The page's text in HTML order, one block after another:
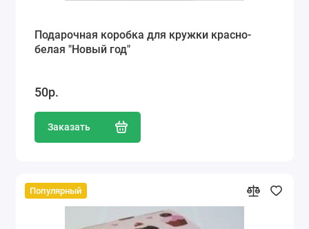
Подарочная коробка для кружки красно-
белая "Новый год"
50р.
Заказать
Популярный